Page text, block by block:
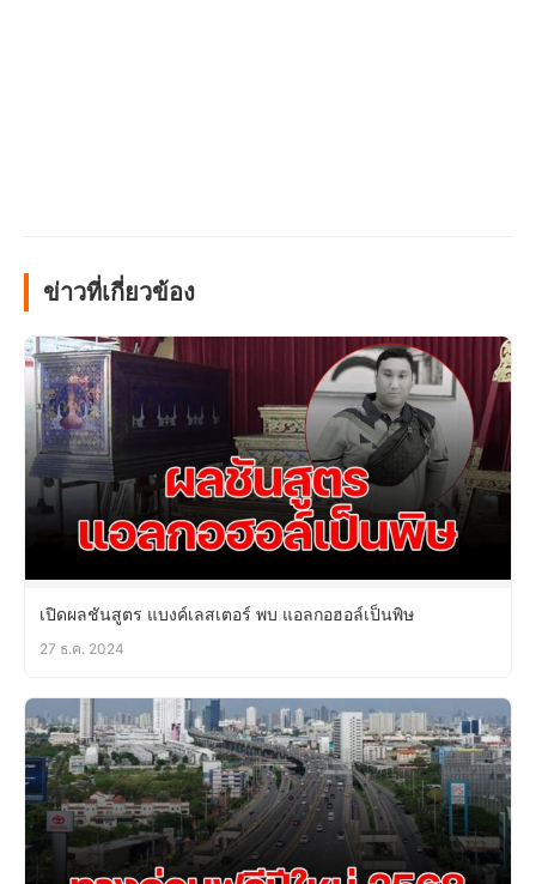
ข่าวที่เกี่ยวข้อง
เปิดผลชันสูตร แบงค์เลสเตอร์ พบ แอลกอฮอล์เป็นพิษ
27 ธ.ค. 2024